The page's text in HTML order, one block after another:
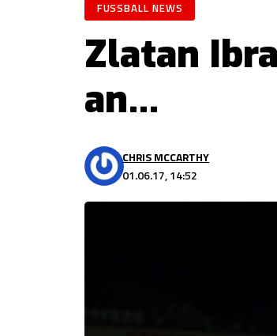
FUSSBALL NEWS
Zlatan
an…
01.06.17, 14:52
CHRIS MCCARTHY